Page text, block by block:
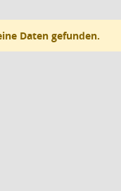
Daten gefunden.